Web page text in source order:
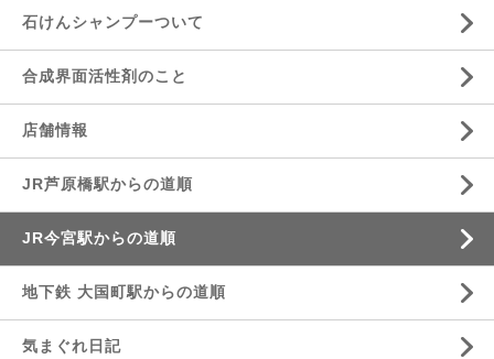
石けんシャンプーついて
合成界面活性剤のこと
店舗情報
JR芦原橋駅からの道順
JR今宮駅からの道順
地下鉄 大国町駅からの道順
気まぐれ日記